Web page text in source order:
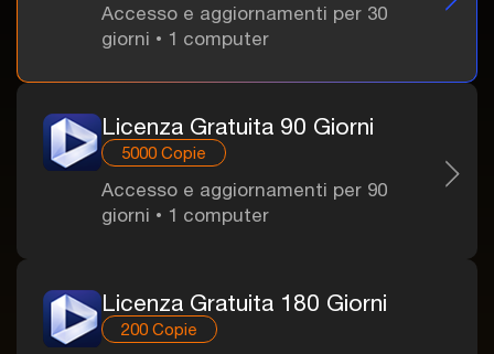
Accesso e aggiornamenti per 30
giorni • 1 computer
Licenza Gratuita 90 Giorni
5000 Copie
Accesso e aggiornamenti per 90
giorni • 1 computer
Licenza Gratuita 180 Giorni
200 Copie